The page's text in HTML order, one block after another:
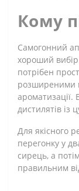
Кому
Самогонний
хороший вибір
потрібен
розширеними
ароматизації.
дистилятів із
Для якісного
перегонку у
сирець, а
правильним